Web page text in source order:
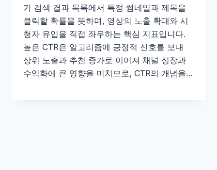
가 검색 결과 목록에서 특정 썸네일과 제목을
클릭할 확률을 뜻하며, 영상의 노출 확대와 시
청자 유입을 직접 좌우하는 핵심 지표입니다.
높은 CTR은 알고리즘에 긍정적 신호를 보내
상위 노출과 추천 증가로 이어져 채널 성장과
수익화에 큰 영향을 미치므로, CTR의 개념을…